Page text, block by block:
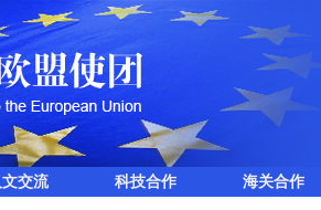
文交流 科技合作 海关合作